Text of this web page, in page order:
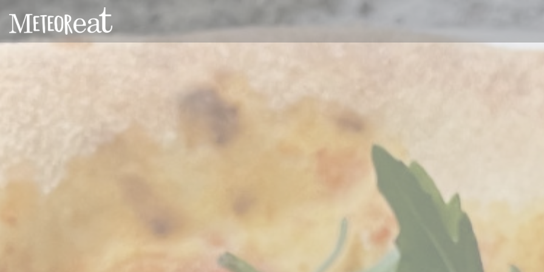
Personalizzazione delle tue scelte sui cookie